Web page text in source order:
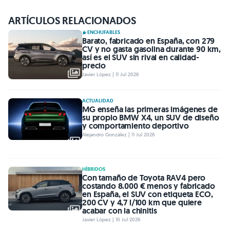
ARTÍCULOS RELACIONADOS
ENCHUFABLES
Barato, fabricado en España, con 279
CV y no gasta gasolina durante 90 km,
así es el SUV sin rival en calidad-
precio
Javier López | 11 Jul 2026
ACTUALIDAD
MG enseña las primeras imágenes de
su propio BMW X4, un SUV de diseño
y comportamiento deportivo
Alejandro González | 11 Jul 2026
HÍBRIDOS
Con tamaño de Toyota RAV4 pero
costando 8.000 € menos y fabricado
en España, el SUV con etiqueta ECO,
200 CV y 4,7 l/100 km que quiere
acabar con la chinitis
Javier López | 10 Jul 2026